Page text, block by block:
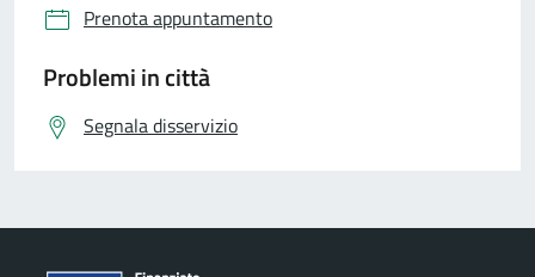
Prenota appuntamento
Problemi in città
Segnala disservizio